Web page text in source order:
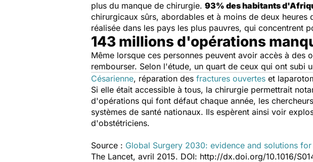
plus du manque de chirurgie. 93% des habitants
chirurgicaux sûrs, abordables et à moins de deux
réalisée dans les pays les plus pauvres, qui concentrent
143 millions d'opérations
Même lorsque ces personnes peuvent avoir accès à
rembourser. Selon l'étude, un quart de ceux qui ont subi
Césarienne, réparation des fractures ouvertes et
Si elle était accessible à tous, la chirurgie permettrait
d'opérations qui font défaut chaque année, les
systèmes de santé nationaux. Ils espèrent ainsi voir
d'obstétriciens.
Source : Global Surgery 2030: evidence and solutions
The Lancet, avril 2015. DOI: http://dx.doi.org/10.1016/